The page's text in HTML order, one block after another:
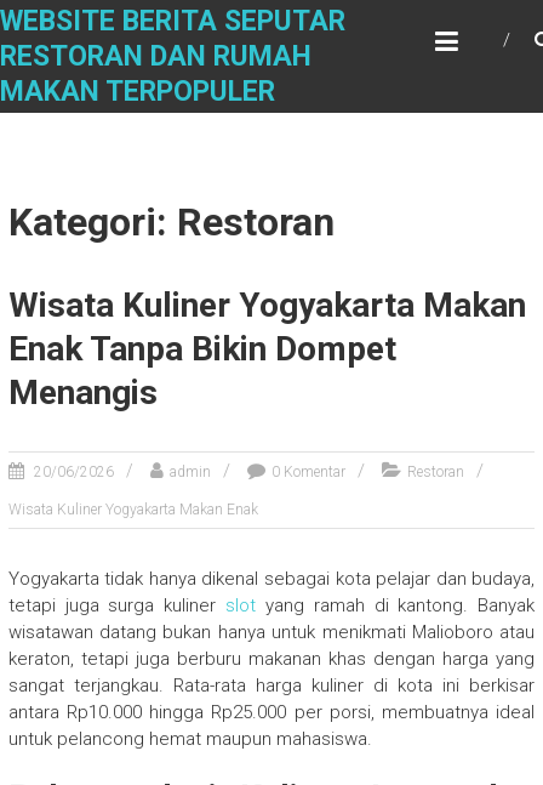
Skip
content
WEBSITE BERITA SEPUTAR
RESTORAN DAN RUMAH
MAKAN TERPOPULER
Kategori: Restoran
Wisata Kuliner Yogyakarta Makan
Enak Tanpa Bikin Dompet
Menangis
20/06/2026 admin 0 Komentar Restoran
Wisata Kuliner Yogyakarta Makan Enak
Yogyakarta tidak hanya dikenal sebagai kota pelajar dan budaya,
tetapi juga surga kuliner slot yang ramah di kantong. Banyak
wisatawan datang bukan hanya untuk menikmati Malioboro atau
keraton, tetapi juga berburu makanan khas dengan harga yang
sangat terjangkau. Rata-rata harga kuliner di kota ini berkisar
antara Rp10.000 hingga Rp25.000 per porsi, membuatnya ideal
untuk pelancong hemat maupun mahasiswa.